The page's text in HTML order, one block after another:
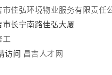
市佳弘环境物业服务有限责任
长宁南路佳弘大厦
工
访问 昌吉人才网